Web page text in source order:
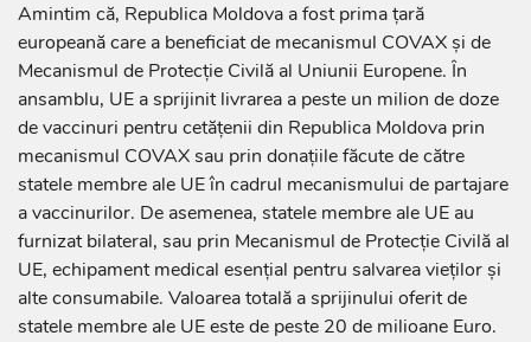
Amintim că, Republica Moldova a fost prima țară
europeană care a beneficiat de mecanismul COVAX și de
Mecanismul de Protecție Civilă al Uniunii Europene. În
ansamblu, UE a sprijinit livrarea a peste un milion de doze
de vaccinuri pentru cetățenii din Republica Moldova prin
mecanismul COVAX sau prin donațiile făcute de către
statele membre ale UE în cadrul mecanismului de partajare
a vaccinurilor. De asemenea, statele membre ale UE au
furnizat bilateral, sau prin Mecanismul de Protecție Civilă al
UE, echipament medical esențial pentru salvarea vieților și
alte consumabile. Valoarea totală a sprijinului oferit de
statele membre ale UE este de peste 20 de milioane Euro.